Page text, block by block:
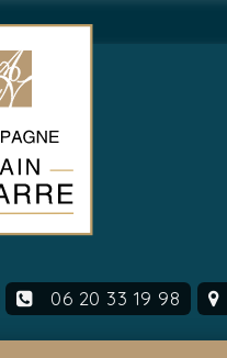
06 20 33 19 98